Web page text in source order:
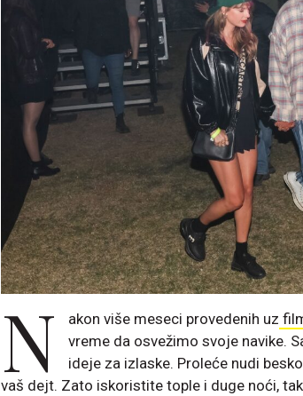
N akon više meseci provedenih uz
vreme da osvežimo svoje navike.
ideje za izlaske. Proleće nudi
vaš dejt. Zato iskoristite tople i duge noći,